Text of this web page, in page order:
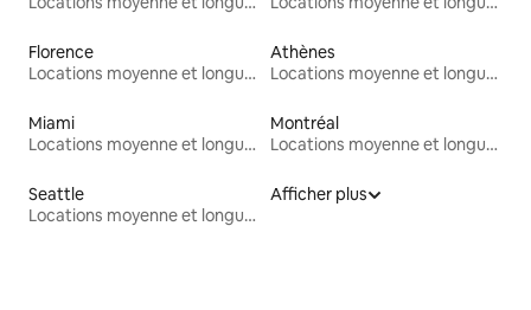
Florence
Locations moyenne et longue durée
Athènes
Locations moyenne et longue durée
Miami
Locations moyenne et longue durée
Montréal
Locations moyenne et longue durée
Seattle
Locations moyenne et longue durée
Afficher plus